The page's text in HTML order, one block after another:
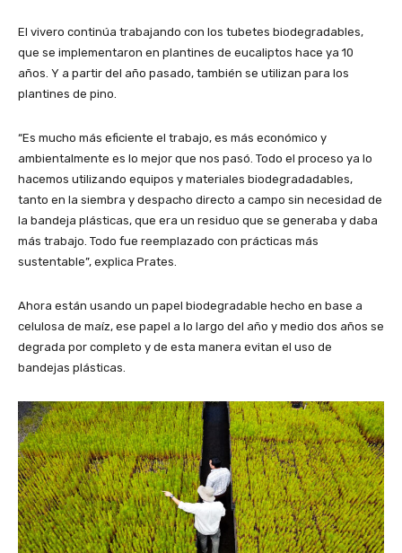
El vivero continúa trabajando con los tubetes biodegradables,
que se implementaron en plantines de eucaliptos hace ya 10
años. Y a partir del año pasado, también se utilizan para los
plantines de pino.
“Es mucho más eficiente el trabajo, es más económico y
ambientalmente es lo mejor que nos pasó. Todo el proceso ya lo
hacemos utilizando equipos y materiales biodegradadables,
tanto en la siembra y despacho directo a campo sin necesidad de
la bandeja plásticas, que era un residuo que se generaba y daba
más trabajo. Todo fue reemplazado con prácticas más
sustentable”, explica Prates.
Ahora están usando un papel biodegradable hecho en base a
celulosa de maíz, ese papel a lo largo del año y medio dos años se
degrada por completo y de esta manera evitan el uso de
bandejas plásticas.